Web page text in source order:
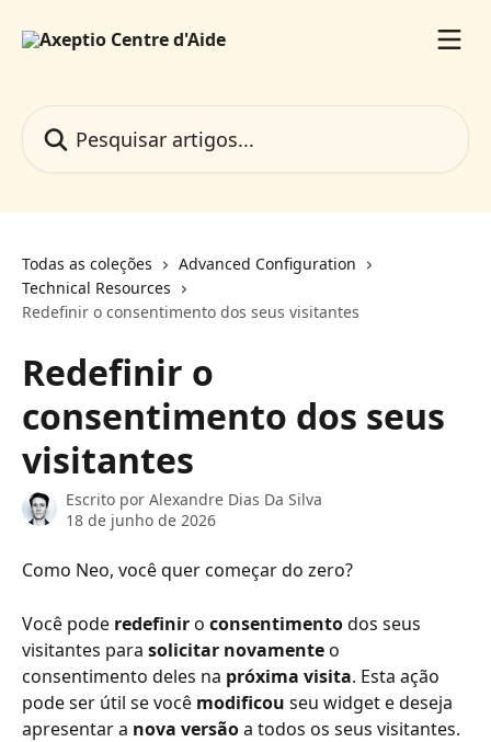
Todas as coleções
Advanced Configuration
Technical Resources
Redefinir o consentimento dos seus visitantes
Redefinir o
consentimento dos seus
visitantes
Escrito por Alexandre Dias Da Silva
18 de junho de 2026
Como Neo, você quer começar do zero?
Você pode redefinir o consentimento dos seus
visitantes para solicitar novamente o
consentimento deles na próxima visita. Esta ação
pode ser útil se você modificou seu widget e deseja
apresentar a nova versão a todos os seus visitantes.